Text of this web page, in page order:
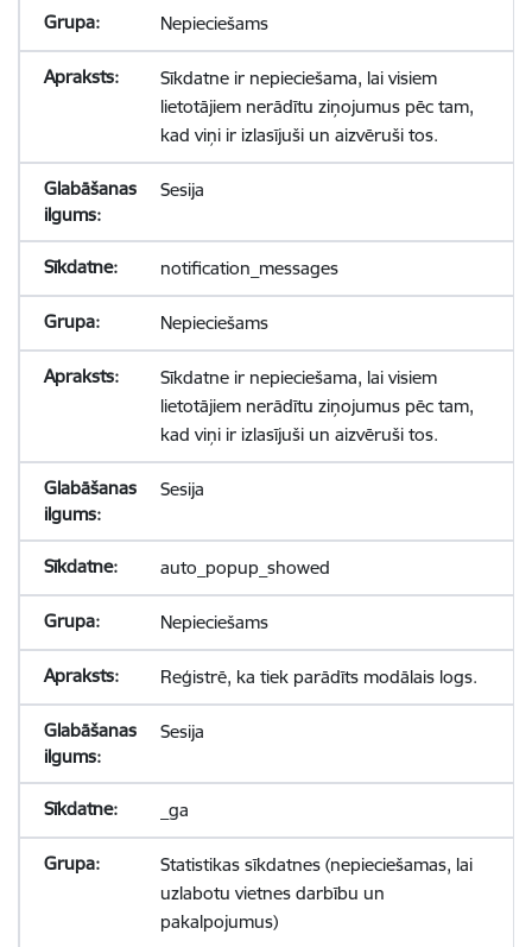
Nepieciešams
Sīkdatne ir nepieciešama, lai visiem
lietotājiem nerādītu ziņojumus pēc tam,
kad viņi ir izlasījuši un aizvēruši tos.
Sesija
notification_messages
Nepieciešams
Sīkdatne ir nepieciešama, lai visiem
lietotājiem nerādītu ziņojumus pēc tam,
kad viņi ir izlasījuši un aizvēruši tos.
Sesija
auto_popup_showed
Nepieciešams
Reģistrē, ka tiek parādīts modālais logs.
Sesija
_ga
Statistikas sīkdatnes (nepieciešamas, lai
uzlabotu vietnes darbību un
pakalpojumus)